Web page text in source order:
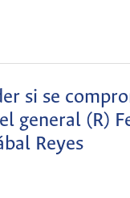
si se
general (R)
Reyes